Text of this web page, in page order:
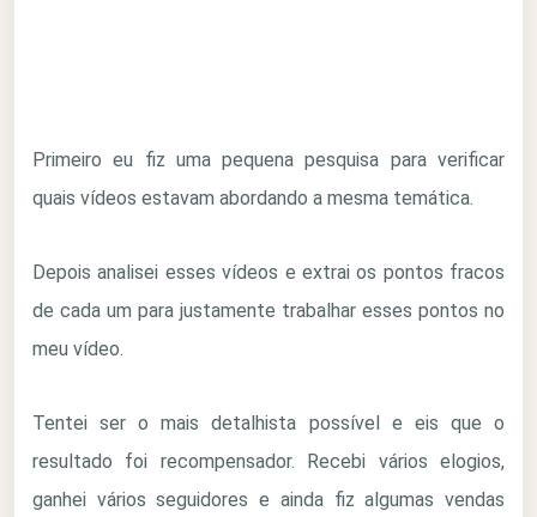
Primeiro eu fiz uma pequena pesquisa para verificar
quais vídeos estavam abordando a mesma temática.
Depois analisei esses vídeos e extrai os pontos fracos
de cada um para justamente trabalhar esses pontos no
meu vídeo.
Tentei ser o mais detalhista possível e eis que o
resultado foi recompensador. Recebi vários elogios,
ganhei vários seguidores e ainda fiz algumas vendas